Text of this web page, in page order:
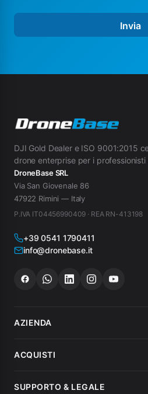
Invia
DJI Gold Dealer e ISO 9001:2015
drone enterprise per i professionisti
DroneBase SRL
Via San Giovenale 86
47922 Rimini — Italy
P.IVA IT04456990409 · REA RN-413198
+39 0541 1790411
info@dronebase.it
AZIENDA
Chi siamo
ACQUISTI
Metodi di pagamento
SUPPORTO & LEGALE